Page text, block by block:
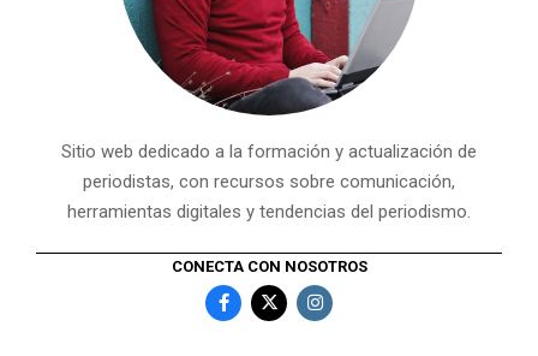
Sitio web dedicado a la formación y actualización de
periodistas, con recursos sobre comunicación,
herramientas digitales y tendencias del periodismo.
CONECTA CON NOSOTROS